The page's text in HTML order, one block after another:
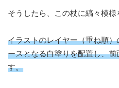
そうしたら、この杖に縞々模様
イラストのレイヤー（重ね順
ースとなる白塗りを配置し、
す。